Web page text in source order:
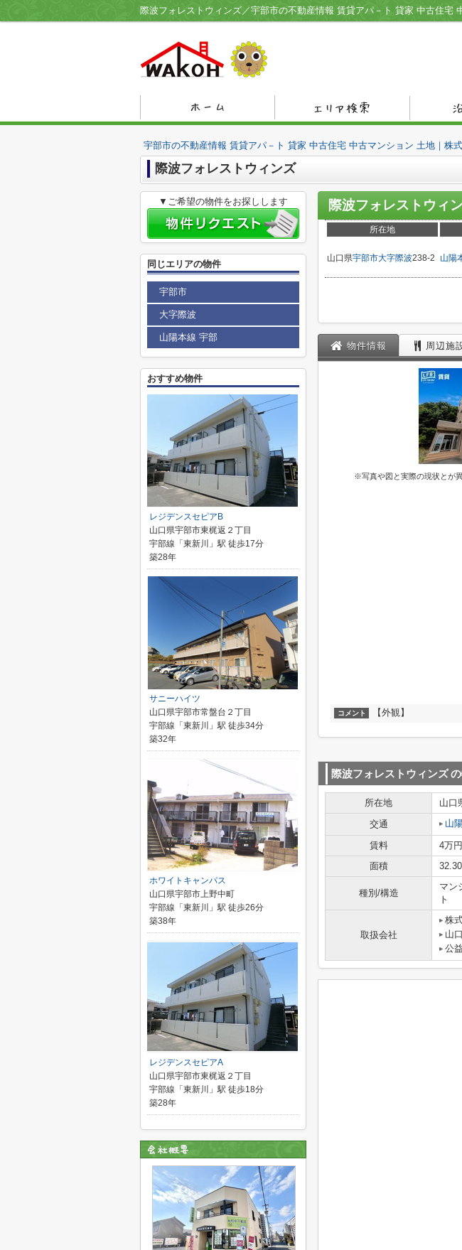
宇部市の不動産情報 賃貸アパ－ト 貸家 中古住宅 中古マンション 土地｜株
際波フォレストウィンズ
際波フォレストウィ
所在地
山口県宇部市大字際波238-2 山陽
物件情報 周辺施
※写真や図と実際の現状とが
コメント 【外観】
際波フォレストウィンズ
所在地 山口
交通
山
賃料 4万
面積
種別/構造
マン
ト
取扱会社
株
山
公
▼ご希望の物件をお探しします
同じエリアの物件
宇部市
大字際波
山陽本線 宇部
おすすめ物件
レジデンスセピアB
山口県宇部市東梶返２丁目
宇部線「東新川」駅 徒歩17分
築28年
サニーハイツ
山口県宇部市常盤台２丁目
宇部線「東新川」駅 徒歩34分
築32年
ホワイトキャンパス
山口県宇部市上野中町
宇部線「東新川」駅 徒歩26分
築38年
レジデンスセピアA
山口県宇部市東梶返２丁目
宇部線「東新川」駅 徒歩18分
築28年